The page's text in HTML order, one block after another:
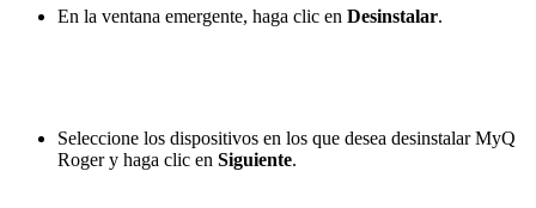
En la ventana emergente, haga clic en Desinstalar.
Seleccione los dispositivos en los que desea desinstalar MyQ
Roger y haga clic en Siguiente.